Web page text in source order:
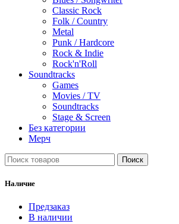
Classic Rock
Folk / Country
Metal
Punk / Hardcore
Rock & Indie
Rock'n'Roll
Soundtracks
Games
Movies / TV
Soundtracks
Stage & Screen
Без категории
Мерч
Поиск
Наличие
Предзаказ
В наличии